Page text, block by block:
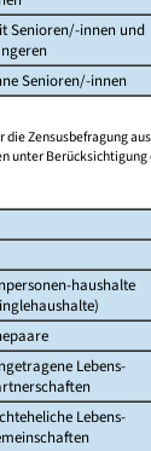
Senioren/-innen und
Senioren/-innen
Zensusbefragung
unter Berücksichtigung
haushalte
Lebens-
Lebens-